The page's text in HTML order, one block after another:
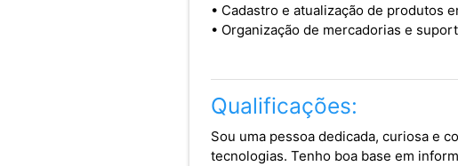
• Cadastro e atualização de produtos
• Organização de mercadorias e
Qualificações:
Sou uma pessoa dedicada, curiosa e
tecnologias. Tenho boa base em